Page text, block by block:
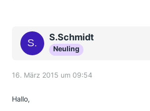
S.Schmidt
Neuling
16. März 2015 um 09:54
Hallo,